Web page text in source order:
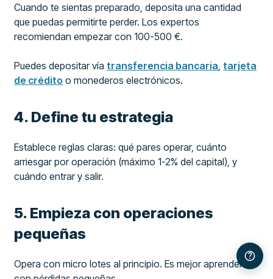
Cuando te sientas preparado, deposita una cantidad
que puedas permitirte perder. Los expertos
recomiendan empezar con 100-500 €.
Puedes depositar víatransferencia bancaria ,tarjeta
de crédito o monederos electrónicos.
4. Define tu estrategia
Establece reglas claras: qué pares operar, cuánto
arriesgar por operación (máximo 1-2% del capital), y
cuándo entrar y salir.
5. Empieza con operaciones
pequeñas
Opera con micro lotes al principio. Es mejor aprender